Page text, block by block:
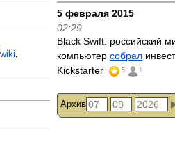
wiki
5 февраля 2015
02:29
Black Swift: российский
компьютерсобрал
Kickstarter
5 1
Архив